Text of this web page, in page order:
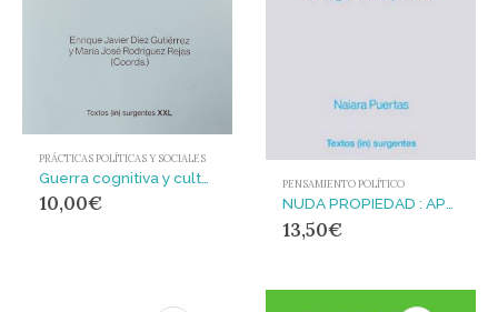
PRÁCTICAS POLÍTICAS Y SOCIALES
10,00€
PENSAMIENTO POLÍTICO
13,50€